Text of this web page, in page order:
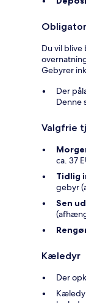
Du vil
Gebyrer
Der
Denne
Valgfrie
ca. 37
Tidlig
gebyr
Sen
Kæledyr
Der